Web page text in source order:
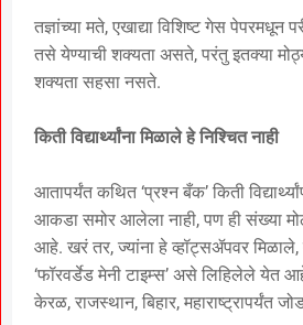
तज्ञांच्या मते, एखाद्या विशिष्ट गेस पेपरमधून
तसे येण्याची शक्यता असते, परंतु इतक्या
शक्यता सहसा नसते.
किती विद्यार्थ्यांना मिळाले हे निश्चित नाही
आतापर्यंत कथित ‘प्रश्न बँक’ किती
आकडा समोर आलेला नाही, पण ही संख्या
आहे. खरं तर, ज्यांना हे व्हॉट्सॲपवर
‘फॉरवर्डेड मेनी टाइम्स’ असे लिहिलेले येत
केरळ, राजस्थान, बिहार, महाराष्ट्रापर्यंत